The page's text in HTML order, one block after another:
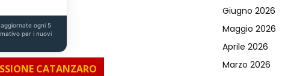
ogni 5
per i nuovi
CATANZARO
Giugno 2026
Maggio 2026
Aprile 2026
Marzo 2026